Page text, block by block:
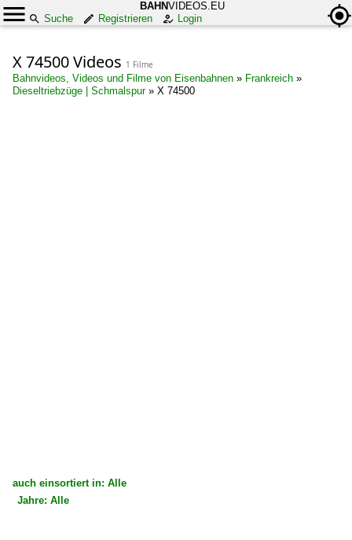
BAHNVIDEOS.EU
Suche
Registrieren Login
X 74500 Videos 1 Filme
Bahnvideos, Videos und Filme von Eisenbahnen » Frankreich »
Dieseltriebzüge | Schmalspur» X 74500
auch einsortiert in: Alle
Jahre: Alle